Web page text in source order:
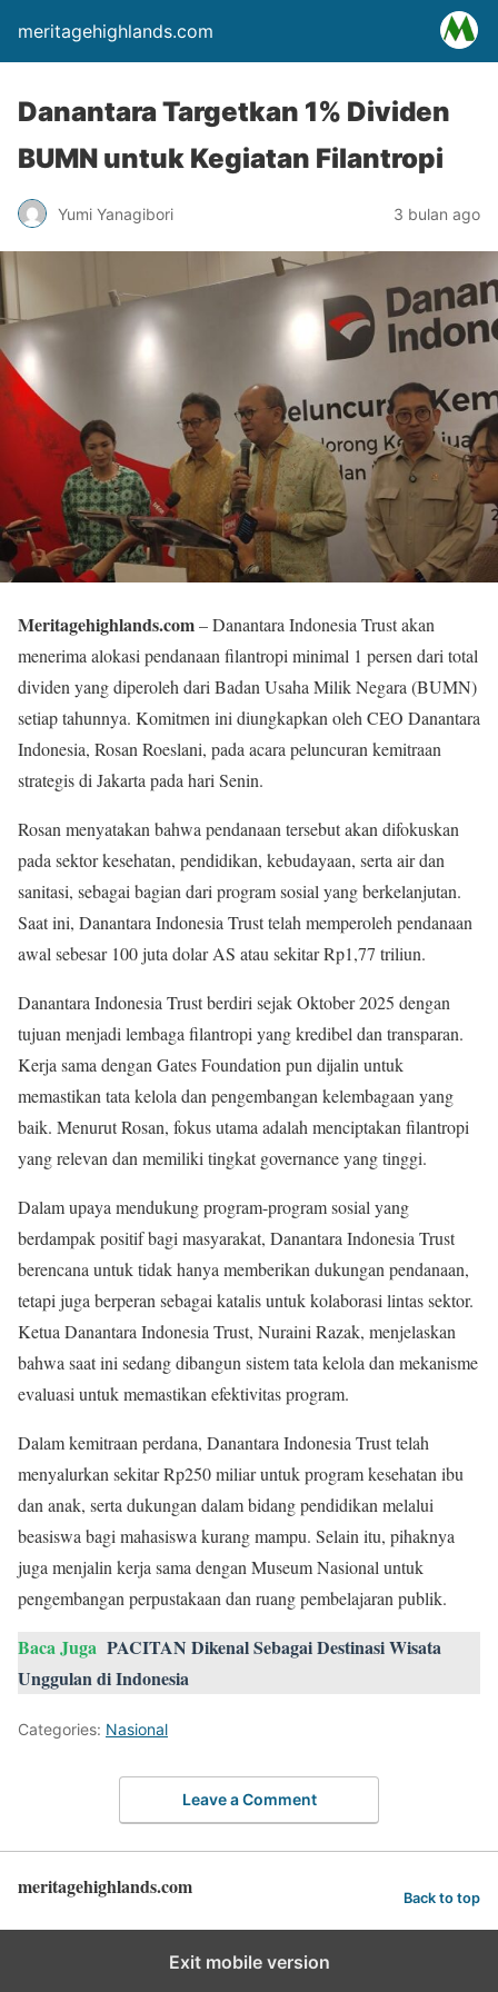
meritagehighlands.com
Danantara Targetkan 1% Dividen
BUMN untuk Kegiatan Filantropi
Yumi Yanagibori 3 bulan ago
Meritagehighlands.com– Danantara Indonesia Trust akan
menerima alokasi pendanaan filantropi minimal 1 persen dari total
dividen yang diperoleh dari Badan Usaha Milik Negara (BUMN)
setiap tahunnya. Komitmen ini diungkapkan oleh CEO Danantara
Indonesia, Rosan Roeslani, pada acara peluncuran kemitraan
strategis di Jakarta pada hari Senin.
Rosan menyatakan bahwa pendanaan tersebut akan difokuskan
pada sektor kesehatan, pendidikan, kebudayaan, serta air dan
sanitasi, sebagai bagian dari program sosial yang berkelanjutan.
Saat ini, Danantara Indonesia Trust telah memperoleh pendanaan
awal sebesar 100 juta dolar AS atau sekitar Rp1,77 triliun.
Danantara Indonesia Trust berdiri sejak Oktober 2025 dengan
tujuan menjadi lembaga filantropi yang kredibel dan transparan.
Kerja sama dengan Gates Foundation pun dijalin untuk
memastikan tata kelola dan pengembangan kelembagaan yang
baik. Menurut Rosan, fokus utama adalah menciptakan filantropi
yang relevan dan memiliki tingkat governance yang tinggi.
Dalam upaya mendukung program-program sosial yang
berdampak positif bagi masyarakat, Danantara Indonesia Trust
berencana untuk tidak hanya memberikan dukungan pendanaan,
tetapi juga berperan sebagai katalis untuk kolaborasi lintas sektor.
Ketua Danantara Indonesia Trust, Nuraini Razak, menjelaskan
bahwa saat ini sedang dibangun sistem tata kelola dan mekanisme
evaluasi untuk memastikan efektivitas program.
Dalam kemitraan perdana, Danantara Indonesia Trust telah
menyalurkan sekitar Rp250 miliar untuk program kesehatan ibu
dan anak, serta dukungan dalam bidang pendidikan melalui
beasiswa bagi mahasiswa kurang mampu. Selain itu, pihaknya
juga menjalin kerja sama dengan Museum Nasional untuk
pengembangan perpustakaan dan ruang pembelajaran publik.
Baca Juga PACITAN Dikenal Sebagai Destinasi Wisata
Unggulan di Indonesia
Categories: Nasional
Leave a Comment
meritagehighlands.com Back to top
Exit mobile version